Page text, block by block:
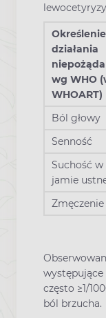
Określenie
działania
wg WHO
WHOART)
Ból głowy
Senność
Suchość w
jamie
Zmęczenie
występujące
często ≥1/
ból brzucha.